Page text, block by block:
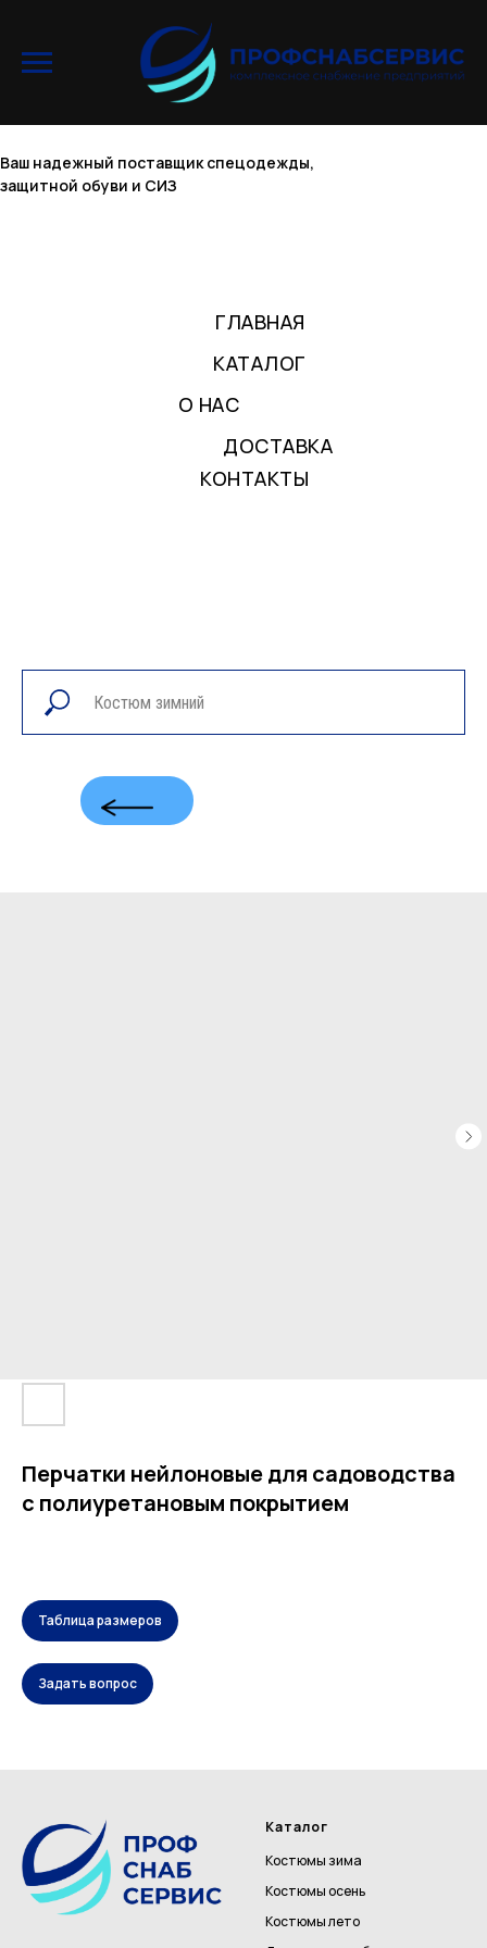
ГЛАВНАЯ
КАТАЛОГ
О НАС
ДОСТАВКА
КОНТАКТЫ
Ваш надежный поставщик спецодежды,
защитной обуви и СИЗ
Перчатки нейлоновые для садоводства
с полиуретановым покрытием
Таблица размеров
Задать вопрос
Каталог
Костюмы зима
Костюмы осень
Костюмы лето